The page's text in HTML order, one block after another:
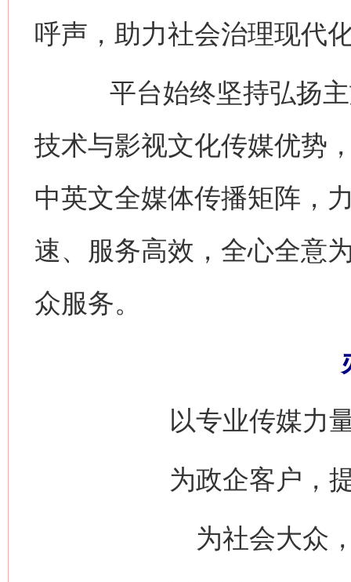
呼声，助力社会治理现代
平台始终坚持弘扬主
技术与影视文化传媒优势
中英文全媒体传播矩阵，
速、服务高效，全心全意
众服务。
以专业传媒力
为政企客户，
为社会大众